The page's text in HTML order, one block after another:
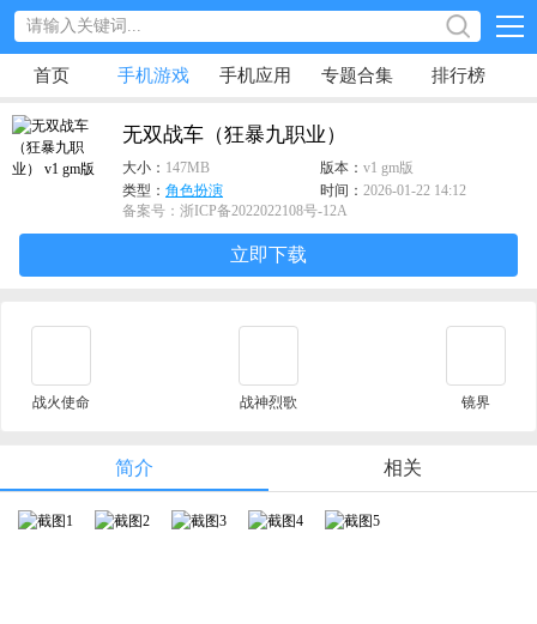
首页 手机游戏 手机应用 专题合集 排行榜
无双战车（狂暴九职业）
大小： 147MB 版本： v1 gm版
类型： 角色扮演 时间： 2026-01-22 14:12
备案号：浙ICP备2022022108号-12A
立即下载
战火使命 战神烈歌 镜界
简介 相关